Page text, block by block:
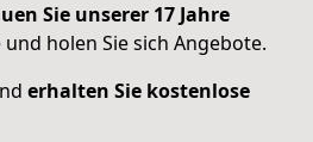
Sie unserer 17 Jahre
holen Sie sich Angebote.
erhalten Sie kostenlose